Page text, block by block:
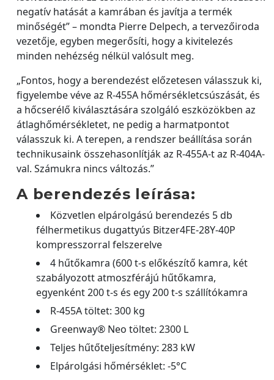
negatív hatását a kamrában és javítja a termék
minőségét” – mondta Pierre Delpech, a tervezőiroda
vezetője, egyben megerősíti, hogy a kivitelezés
minden nehézség nélkül valósult meg.
„Fontos, hogy a berendezést előzetesen válasszuk ki,
figyelembe véve az R-455A hőmérsékletcsúszását, és
a hőcserélő kiválasztására szolgáló eszközökben az
átlaghőmérsékletet, ne pedig a harmatpontot
válasszuk ki. A terepen, a rendszer beállítása során
technikusaink összehasonlítják az R-455A-t az R-404A-
val. Számukra nincs változás.”
A berendezés leírása:
Közvetlen elpárolgású berendezés 5 db
félhermetikus dugattyús Bitzer4FE-28Y-40P
kompresszorral felszerelve
4 hűtőkamra (600 t-s előkészítő kamra, két
szabályozott atmoszférájú hűtőkamra,
egyenként 200 t-s és egy 200 t-s szállítókamra
R-455A töltet: 300 kg
Greenway® Neo töltet: 2300 L
Teljes hűtőteljesítmény: 283 kW
Elpárolgási hőmérséklet: -5°C